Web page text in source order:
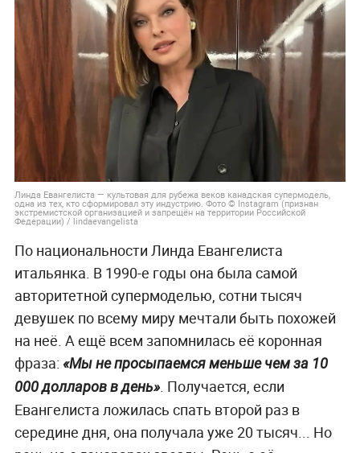
Линда Евангелиста — культовая для рубежа веков канадская супермодель,
одна из тех, кто сформировал эту индустрию. Фото © Instagram (признан
экстремистской организацией и запрещён на территории Российской
Федерации) / lindaevangelista
По национальности Линда Евангелиста
итальянка. В 1990-е годы она была самой
авторитетной супермоделью, сотни тысяч
девушек по всему миру мечтали быть похожей
на неё. А ещё всем запомнилась её коронная
фраза: «Мы не просыпаемся меньше чем за 10
000 долларов в день». Получается, если
Евангелиста ложилась спать второй раз в
середине дня, она получала уже 20 тысяч... Но